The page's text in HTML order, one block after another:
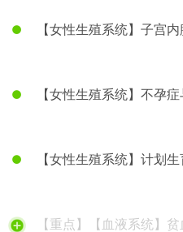
【女性生殖系统】子宫
【女性生殖系统】不孕
【女性生殖系统】计划生
【重点】【血液系统】贫